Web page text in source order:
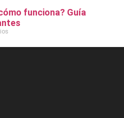
funciona? Guía